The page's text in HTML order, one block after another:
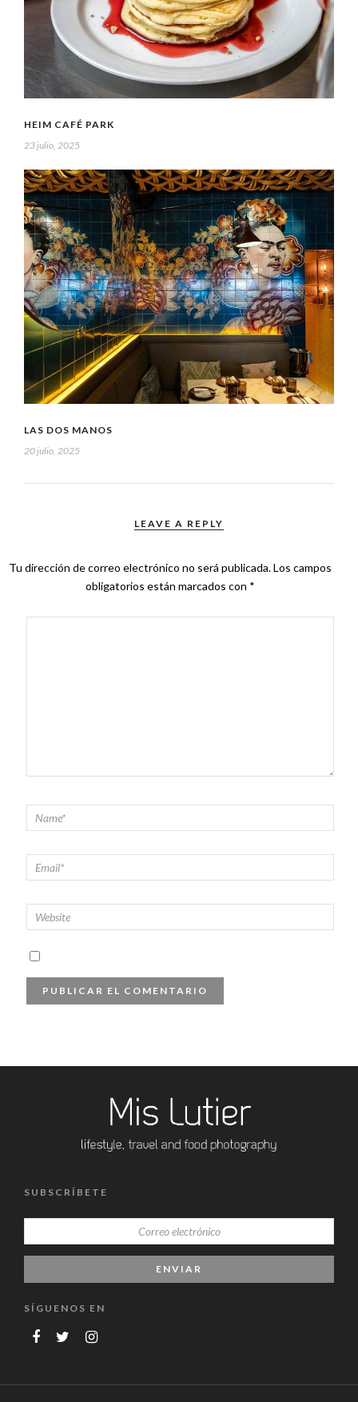
HEIM CAFÉ PARK
23 julio, 2025
LAS DOS MANOS
20 julio, 2025
LEAVE A REPLY
Tu dirección de correo electrónico no será publicada.Los campos
obligatorios están marcados con *
SUBSCRÍBETE
SÍGUENOS EN